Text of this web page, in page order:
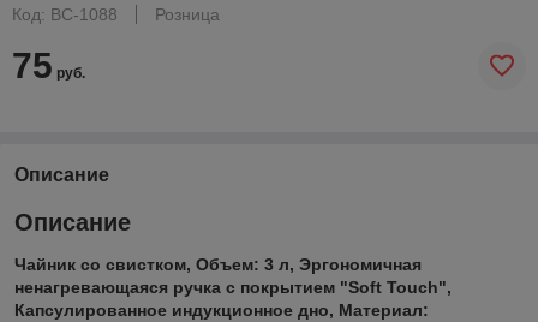
Код: BC-1088
Розница
75 руб.
Описание
Описание
Чайник со свистком, Объем: 3 л, Эргономичная
ненагревающаяся ручка с покрытием "Soft Touch",
Капсулированное индукционное дно, Материал: